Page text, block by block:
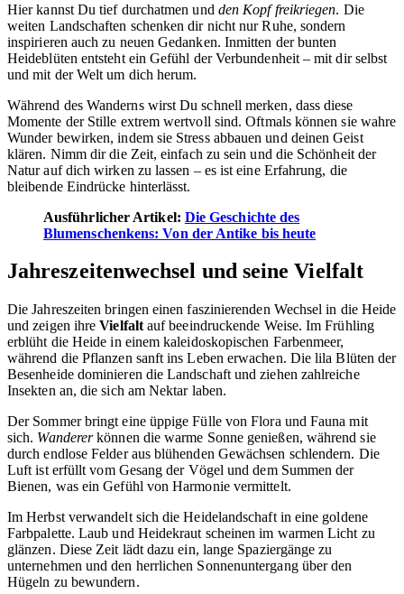
Hier kannst Du tief durchatmen und den Kopf freikriegen. Die
weiten Landschaften schenken dir nicht nur Ruhe, sondern
inspirieren auch zu neuen Gedanken. Inmitten der bunten
Heideblüten entsteht ein Gefühl der Verbundenheit – mit dir selbst
und mit der Welt um dich herum.
Während des Wanderns wirst Du schnell merken, dass diese
Momente der Stille extrem wertvoll sind. Oftmals können sie wahre
Wunder bewirken, indem sie Stress abbauen und deinen Geist
klären. Nimm dir die Zeit, einfach zu sein und die Schönheit der
Natur auf dich wirken zu lassen – es ist eine Erfahrung, die
bleibende Eindrücke hinterlässt.
Ausführlicher Artikel: Die Geschichte des
Blumenschenkens: Von der Antike bis heute
Jahreszeitenwechsel und seine Vielfalt
Die Jahreszeiten bringen einen faszinierenden Wechsel in die Heide
und zeigen ihreVielfaltauf beeindruckende Weise. Im Frühling
erblüht die Heide in einem kaleidoskopischen Farbenmeer,
während die Pflanzen sanft ins Leben erwachen. Die lila Blüten der
Besenheide dominieren die Landschaft und ziehen zahlreiche
Insekten an, die sich am Nektar laben.
Der Sommer bringt eine üppige Fülle von Flora und Fauna mit
sich. Wandererkönnen die warme Sonne genießen, während sie
durch endlose Felder aus blühenden Gewächsen schlendern. Die
Luft ist erfüllt vom Gesang der Vögel und dem Summen der
Bienen, was ein Gefühl von Harmonie vermittelt.
Im Herbst verwandelt sich die Heidelandschaft in eine goldene
Farbpalette. Laub und Heidekraut scheinen im warmen Licht zu
glänzen. Diese Zeit lädt dazu ein, lange Spaziergänge zu
unternehmen und den herrlichen Sonnenuntergang über den
Hügeln zu bewundern.